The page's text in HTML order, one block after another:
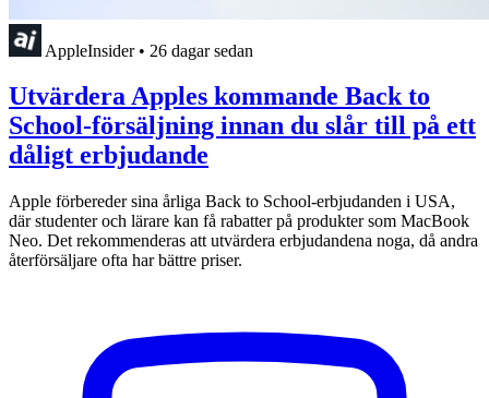
AppleInsider • 26 dagar sedan
Utvärdera Apples kommande Back to
School-försäljning innan du slår till på ett
dåligt erbjudande
Apple förbereder sina årliga Back to School-erbjudanden i USA,
där studenter och lärare kan få rabatter på produkter som MacBook
Neo. Det rekommenderas att utvärdera erbjudandena noga, då andra
återförsäljare ofta har bättre priser.